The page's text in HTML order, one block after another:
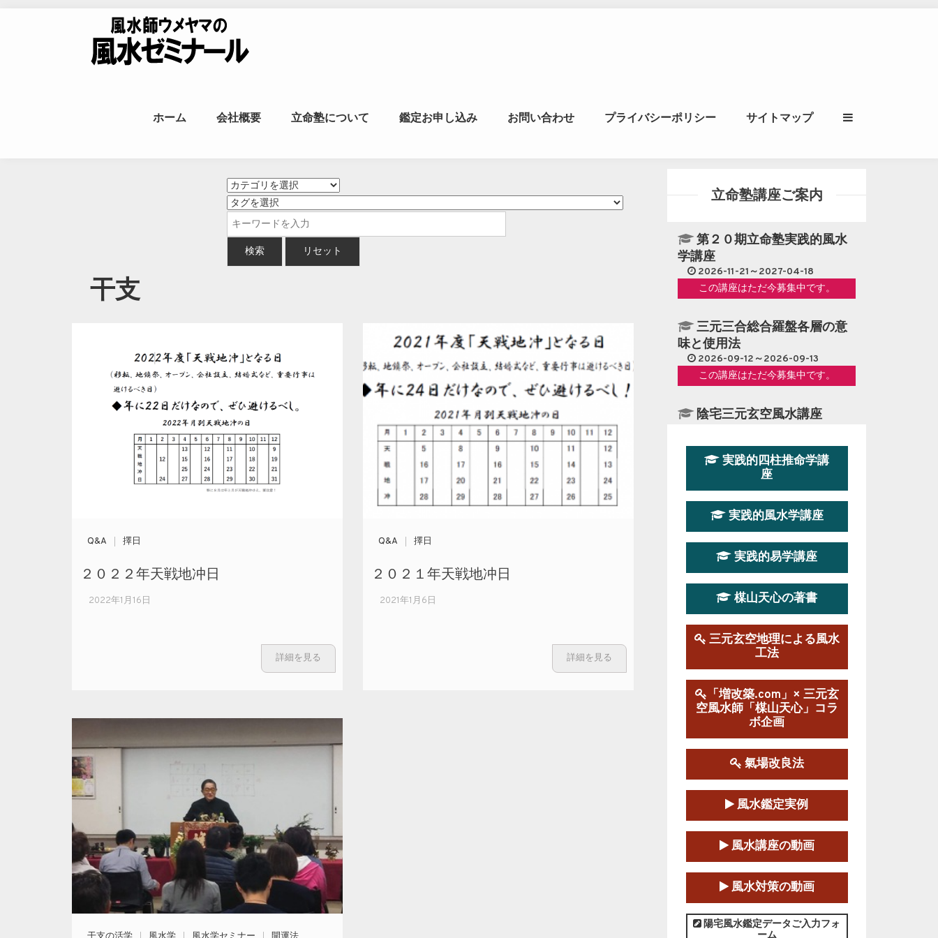
風水師ウメヤマの風水ゼミナール｜風水学・四柱推
ホーム 会社概要 立命塾について 鑑定お申し込み お問い合わせ プライバシーポリシー サイトマップ
干支
Q&A 擇日
２０２２年天戦地冲日
2022年1月16日
詳細を見る
Q&A 擇日
２０２１年天戦地冲日
2021年1月6日
詳細を見る
立命塾講座ご案内
第２０期立命塾実践的風水
学講座
2026-11-21～2027-04-18
この講座はただ今募集中です。
三元三合総合羅盤各層の意
味と使用法
2026-09-12～2026-09-13
この講座はただ今募集中です。
陰宅三元玄空風水講座
この講座の募集は終了しました。
学講座』
2026-08-22～2026-10-25
この講座はただ今募集中です。
第19期立命塾実践的四柱推
命学講座
2026-03-20～2026-07-19
第１９期立命塾実践的風水
学講座
2025-09-13～2026-03-01
この講座の募集は終了しました。
陰宅三元玄空風水講座
2025-06-07～2025-06-08
この講座の募集は終了しました。
第１８期立命塾『実践的易
学講座』
2025-06-21～2025-08-24
この講座の募集は終了しました。
第１８期立命塾「実践的四
柱立命学（四柱推命学）講座」
実践的四柱推命学講
座
実践的風水学講座
実践的易学講座
楳山天心の著書
三元玄空地理による風水
工法
「増改築.com」× 三元玄
空風水師「楳山天心」コラ
ボ企画
氣場改良法
風水鑑定実例
風水講座の動画
風水対策の動画
陽宅風水鑑定データご入力フォ
ーム